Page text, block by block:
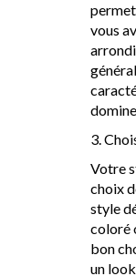
vous
3.
Votre
choix
style
coloré
bon
un